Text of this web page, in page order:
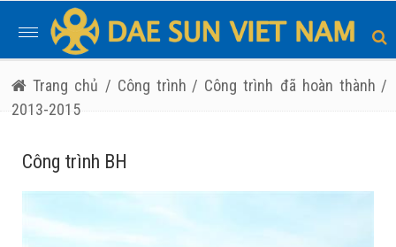
Toggle
navigation
Trang chủ / Công trình / Công trình đã hoàn thành /
2013-2015
Công trình BH